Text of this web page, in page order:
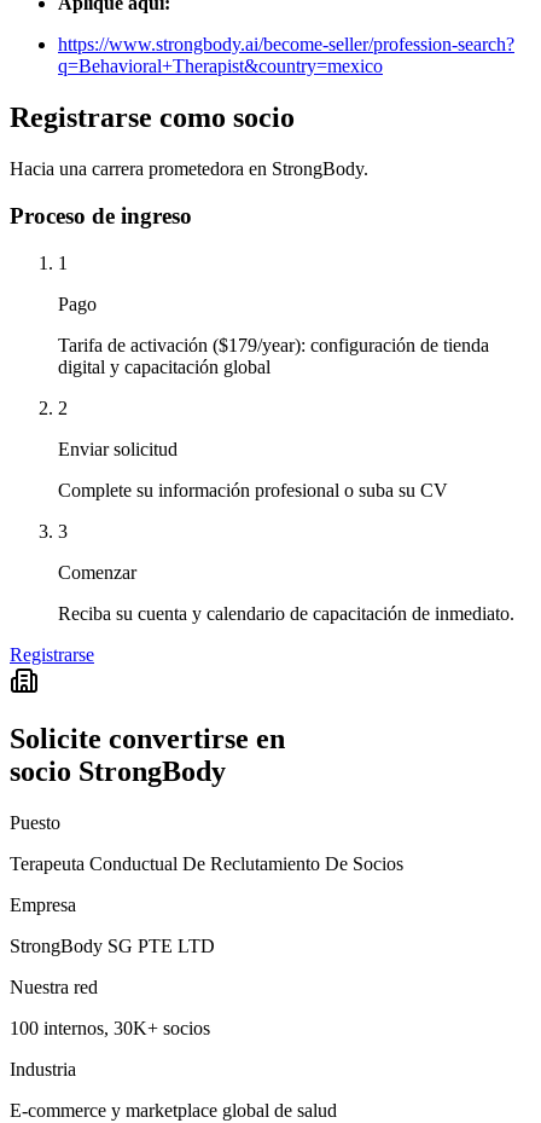
https://www.strongbody.ai/become-seller/profession-search?
q=Behavioral+Therapist&country=mexico
Registrarse como socio
Hacia una carrera prometedora en StrongBody.
Proceso de ingreso
1
Pago
Tarifa de activación ($179/year): configuración de tienda
digital y capacitación global
2
Enviar solicitud
Complete su información profesional o suba su CV
3
Comenzar
Reciba su cuenta y calendario de capacitación de inmediato.
Registrarse
Solicite convertirse en
socio StrongBody
Puesto
Terapeuta Conductual De Reclutamiento De Socios
Empresa
StrongBody SG PTE LTD
Nuestra red
100 internos, 30K+ socios
Industria
E-commerce y marketplace global de salud